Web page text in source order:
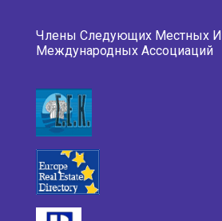
Члены Следующих Местных И
Международных Ассоциаций